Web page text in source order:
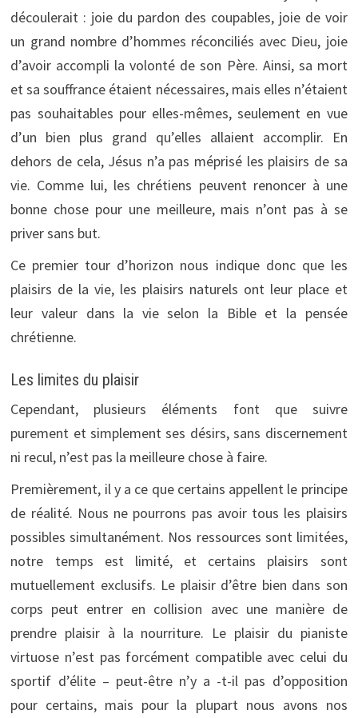
découlerait : joie du pardon des coupables, joie de voir
un grand nombre d’hommes réconciliés avec Dieu, joie
d’avoir accompli la volonté de son Père. Ainsi, sa mort
et sa souffrance étaient nécessaires, mais elles n’étaient
pas souhaitables pour elles-mêmes, seulement en vue
d’un bien plus grand qu’elles allaient accomplir. En
dehors de cela, Jésus n’a pas méprisé les plaisirs de sa
vie. Comme lui, les chrétiens peuvent renoncer à une
bonne chose pour une meilleure, mais n’ont pas à se
priver sans but.
Ce premier tour d’horizon nous indique donc que les
plaisirs de la vie, les plaisirs naturels ont leur place et
leur valeur dans la vie selon la Bible et la pensée
chrétienne.
Les limites du plaisir
Cependant, plusieurs éléments font que suivre
purement et simplement ses désirs, sans discernement
ni recul, n’est pas la meilleure chose à faire.
Premièrement, il y a ce que certains appellent le principe
de réalité. Nous ne pourrons pas avoir tous les plaisirs
possibles simultanément. Nos ressources sont limitées,
notre temps est limité, et certains plaisirs sont
mutuellement exclusifs. Le plaisir d’être bien dans son
corps peut entrer en collision avec une manière de
prendre plaisir à la nourriture. Le plaisir du pianiste
virtuose n’est pas forcément compatible avec celui du
sportif d’élite – peut-être n’y a -t-il pas d’opposition
pour certains, mais pour la plupart nous avons nos